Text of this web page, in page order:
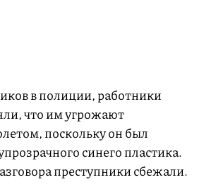
в полиции, работники
что им угрожают
поскольку он был
синего пластика.
преступники сбежали.